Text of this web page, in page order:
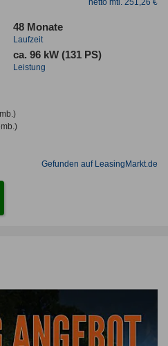
48 Monate
Laufzeit
ca. 96 kW (131 PS)
Leistung
Gefunden auf LeasingMarkt.de